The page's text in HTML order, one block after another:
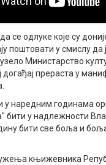
се одлуке које су
поштовати у смислу
Министарство
догађај прераста у
у наредним годинама
бити у надлежности
бити све боља и
књижевника